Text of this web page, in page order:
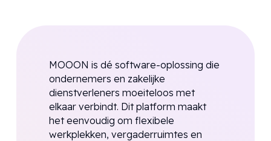
MOOON is dé software-oplossing die
ondernemers en zakelijke
dienstverleners moeiteloos met
elkaar verbindt. Dit platform maakt
het eenvoudig om flexibele
werkplekken, vergaderruimtes en